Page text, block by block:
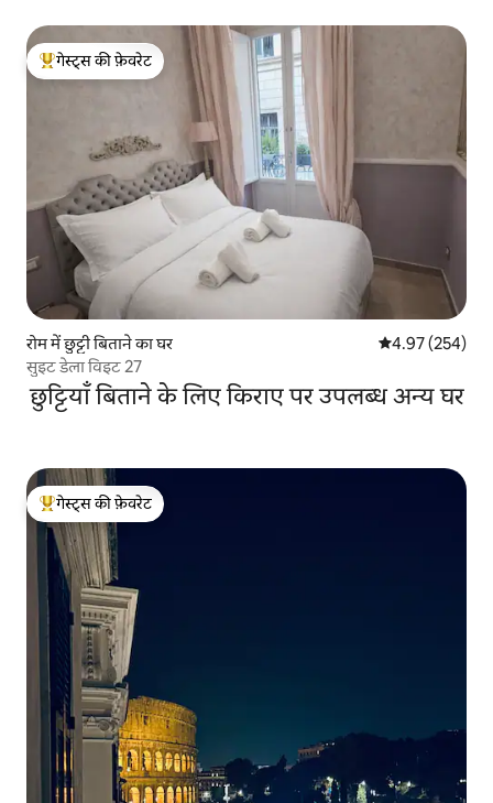
गेस्ट्स का टॉप फ़ेवरेट
गेस्ट्स की फ़ेवरेट
रोम में छुट्टी बिताने का घर औसत रेटिंग 5 में से
4.97 (254)
सुइट डेला विइट 27
छुट्टियाँ बिताने के लिए किराए पर उपलब्ध अन्य घर
गेस्ट्स का टॉप फ़ेवरेट
गेस्ट्स की फ़ेवरेट